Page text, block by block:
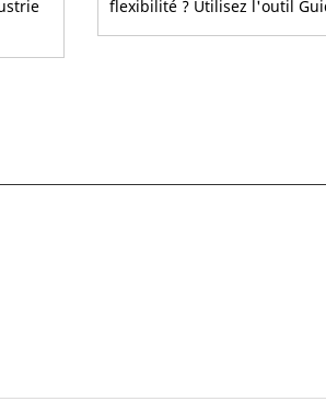
flexibilité ? Utilisez l'outil